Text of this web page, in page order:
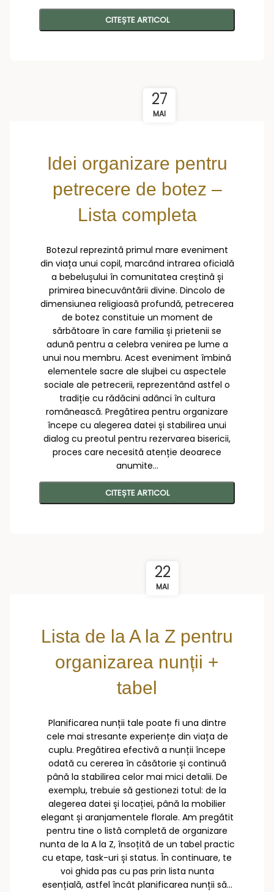
CITEȘTE ARTICOL
27
MAI
Idei organizare pentru
petrecere de botez –
Lista completa
Botezul reprezintă primul mare eveniment
din viața unui copil, marcând intrarea oficială
a bebelușului în comunitatea creștină și
primirea binecuvântării divine. Dincolo de
dimensiunea religioasă profundă, petrecerea
de botez constituie un moment de
sărbătoare în care familia și prietenii se
adună pentru a celebra venirea pe lume a
unui nou membru. Acest eveniment îmbină
elementele sacre ale slujbei cu aspectele
sociale ale petrecerii, reprezentând astfel o
tradiție cu rădăcini adânci în cultura
românească. Pregătirea pentru organizare
începe cu alegerea datei și stabilirea unui
dialog cu preotul pentru rezervarea bisericii,
proces care necesită atenție deoarece
anumite...
CITEȘTE ARTICOL
22
MAI
Lista de la A la Z pentru
organizarea nunții +
tabel
Planificarea nunții tale poate fi una dintre
cele mai stresante experiențe din viața de
cuplu. Pregătirea efectivă a nunții începe
odată cu cererea în căsătorie și continuă
până la stabilirea celor mai mici detalii. De
exemplu, trebuie să gestionezi totul: de la
alegerea datei și locației, până la mobilier
elegant și aranjamentele florale. Am pregătit
pentru tine o listă completă de organizare
nunta de la A la Z, însoțită de un tabel practic
cu etape, task-uri și status. În continuare, te
voi ghida pas cu pas prin lista nunta
esențială, astfel încât planificarea nunții să...